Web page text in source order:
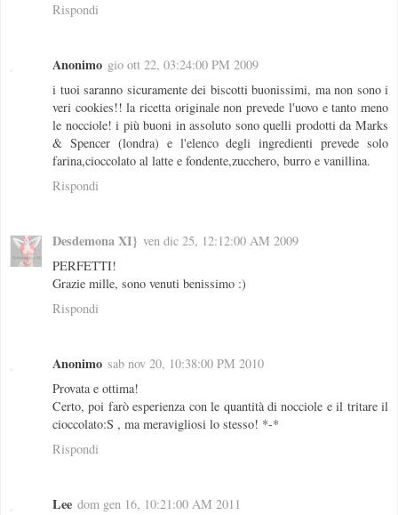
Rispondi
Anonimo gio ott 22, 03:24:00 PM 2009
i tuoi saranno sicuramente dei biscotti buonissimi, ma non sono i
veri cookies!! la ricetta originale non prevede l'uovo e tanto meno
le nocciole! i più buoni in assoluto sono quelli prodotti da Marks
& Spencer (londra) e l'elenco degli ingredienti prevede solo
farina,cioccolato al latte e fondente,zucchero, burro e vanillina.
Rispondi
Desdemona XI} ven dic 25, 12:12:00 AM 2009
PERFETTI!
Grazie mille, sono venuti benissimo :)
Rispondi
Anonimo sab nov 20, 10:38:00 PM 2010
Provata e ottima!
Certo, poi farò esperienza con le quantità di nocciole e il tritare il
cioccolato:S , ma meravigliosi lo stesso! *-*
Rispondi
Lee dom gen 16, 10:21:00 AM 2011